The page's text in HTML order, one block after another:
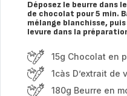
Déposez le beurre dans
de chocolat pour 5 min.
mélange blanchisse,
levure dans la
15g Chocolat en
1càs D’extrait de
180g Beurre en